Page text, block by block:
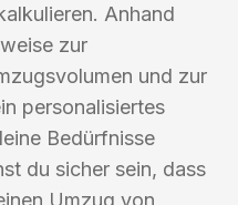
Anhand
zur
und zur
personalisiertes
Bedürfnisse
du sicher sein, dass
Umzug von